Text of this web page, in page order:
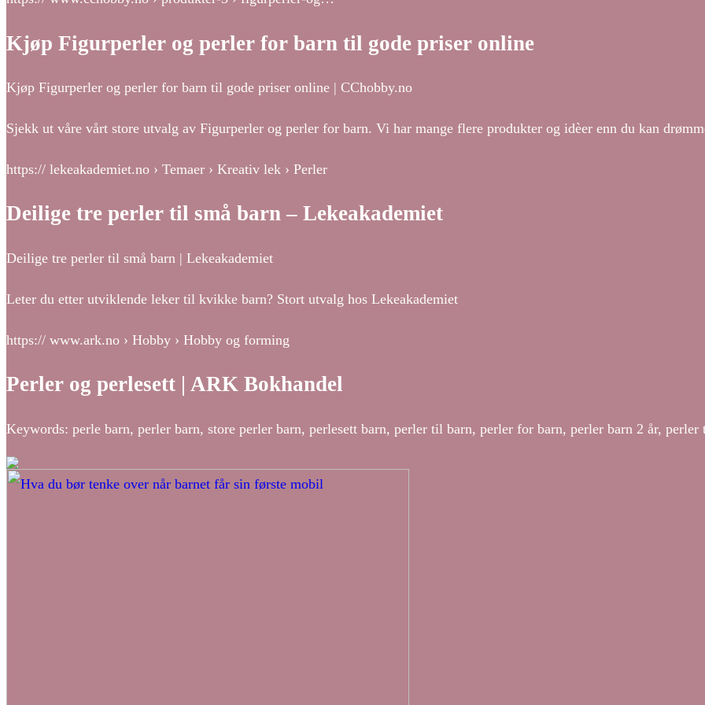
Kjøp Figurperler og perler for barn til gode priser online
Kjøp Figurperler og perler for barn til gode priser online | CChobby.no
Sjekk ut våre vårt store utvalg av Figurperler og perler for barn. Vi har mange flere produkter og idèer enn du kan
https:// lekeakademiet.no › Temaer › Kreativ lek › Perler
Deilige tre perler til små barn – Lekeakademiet
Deilige tre perler til små barn | Lekeakademiet
Leter du etter utviklende leker til kvikke barn? Stort utvalg hos Lekeakademiet
https:// www.ark.no › Hobby › Hobby og forming
Perler og perlesett | ARK Bokhandel
Keywords: perle barn, perler barn, store perler barn, perlesett barn, perler til barn, perler for barn, perler barn 2 år, perler